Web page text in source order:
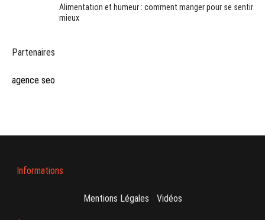
Alimentation et humeur : comment manger pour se sentir
mieux
Partenaires
agence seo
Informations
Mentions Légales Vidéos